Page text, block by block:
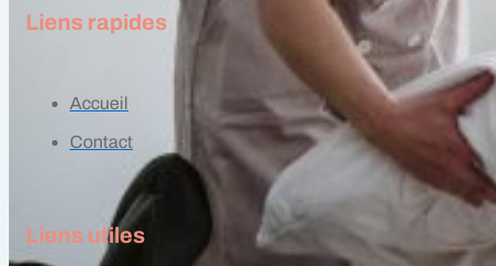
Liens rapides
Accueil
Contact
Liens utiles